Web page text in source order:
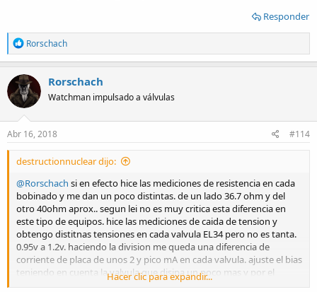
Responder
R
e
a
c
t
i
o
n
s
Rorschach
Rorschach
Watchman impulsado a válvulas
Abr 16, 2018 #114
destructionnuclear dijo:
@Rorschach si en efecto hice las mediciones de resistencia en cada
bobinado y me dan un poco distintas. de un lado 36.7 ohm y del
otro 40ohm aprox.. segun lei no es muy critica esta diferencia en
este tipo de equipos. hice las mediciones de caida de tension y
obtengo distitnas tensiones en cada valvula EL34 pero no es tanta.
0.95v a 1.2v. haciendo la division me queda una diferencia de
corriente de placa de unos 2 y pico mA en cada valvula. ajuste el bias
teniendo en cuenta la valvula que disipa un poco mas y por el
momento esta en 28m 26mA x 467v de placa tengo masomenos
Hacer clic para expandir...